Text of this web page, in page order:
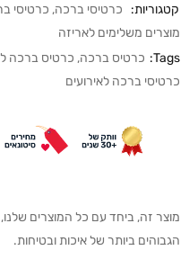
קטגוריות:
כרטיסי ברכה, כרטיסי
מוצרים משלימים לאריזה
Tags: כרטיס ברכה, כרטיס ברכה
כרטיסי ברכה לאירועים
מוצר זה, ביחד עם כל המוצרים
הגבוהים ביותר של איכות ובטיחות.